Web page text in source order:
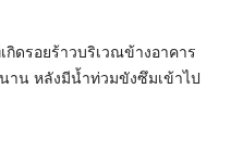
ดรอยร้าวบริเวณข้างอาคาร
าน หลังมีน้ำท่วมขังซึมเข้าไป